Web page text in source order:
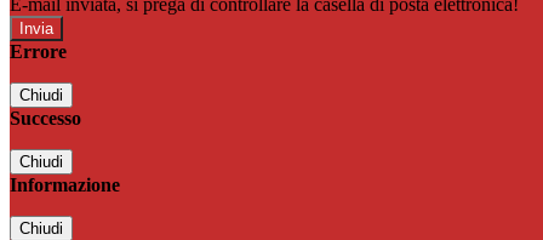
E-mail inviata, si prega di controllare la casella di posta elettronica!
Errore
Chiudi
Successo
Chiudi
Informazione
Chiudi